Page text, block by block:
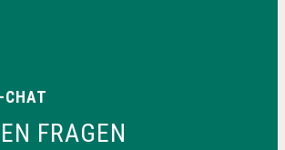
CHAT
FRAGEN